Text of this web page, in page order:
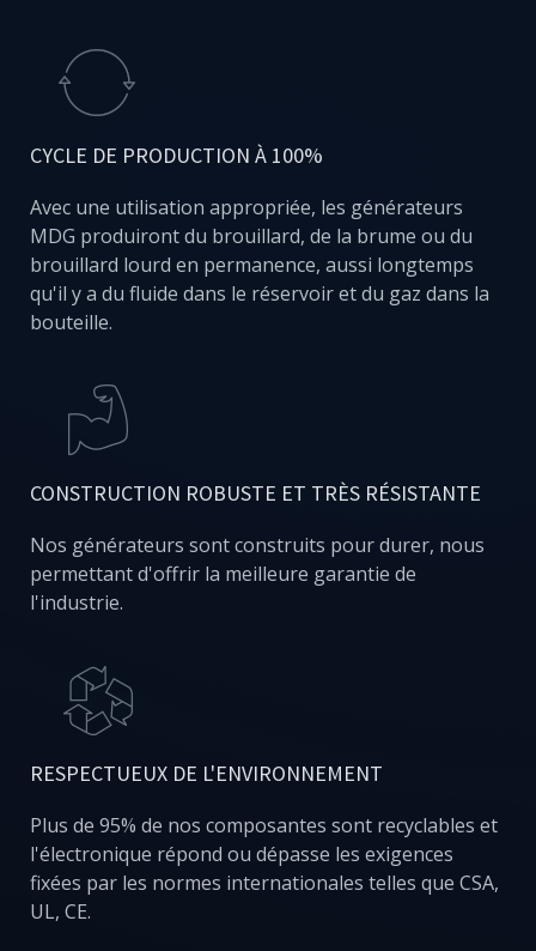
CYCLE DE PRODUCTION À 100%
Avec une utilisation appropriée, les générateurs
MDG produiront du brouillard, de la brume ou du
brouillard lourd en permanence, aussi longtemps
qu'il y a du fluide dans le réservoir et du gaz dans la
bouteille.
CONSTRUCTION ROBUSTE ET TRÈS RÉSISTANTE
Nos générateurs sont construits pour durer, nous
permettant d'offrir la meilleure garantie de
l'industrie.
RESPECTUEUX DE L'ENVIRONNEMENT
Plus de 95% de nos composantes sont recyclables et
l'électronique répond ou dépasse les exigences
fixées par les normes internationales telles que CSA,
UL, CE.